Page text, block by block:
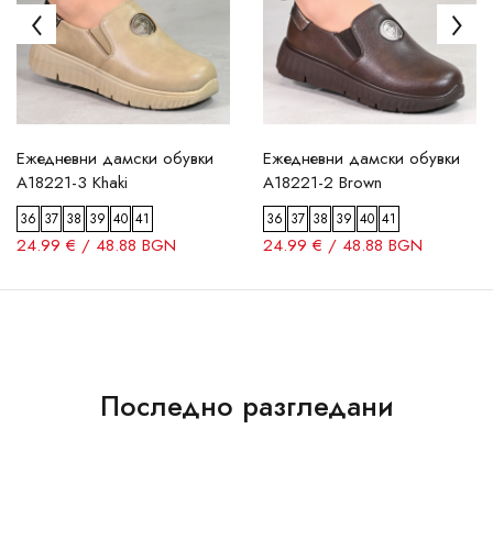
Ежедневни дамски обувки
A18221-3 Khaki
36 37 38 39 40 41
24.99 € / 48.88 BGN
Ежедневни дамски обувки
A18221-2 Brown
36 37 38 39 40 41
24.99 € / 48.88 BGN
Последно разгледани